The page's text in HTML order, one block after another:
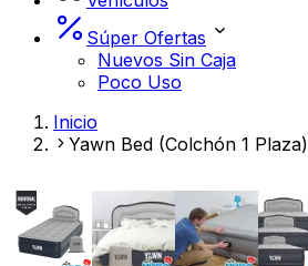
Súper Ofertas
Nuevos Sin Caja
Poco Uso
Inicio
Yawn Bed (Colchón 1 Plaza)